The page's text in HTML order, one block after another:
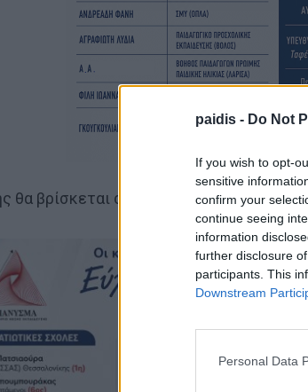
paidis - Do Not
If you wish to opt-
sensitive
confirm your
continue seeing
information
further disclosure
participants. This
Downstream
Personal Data
θα βρίσκεται στην εκκλησία στις 11.30